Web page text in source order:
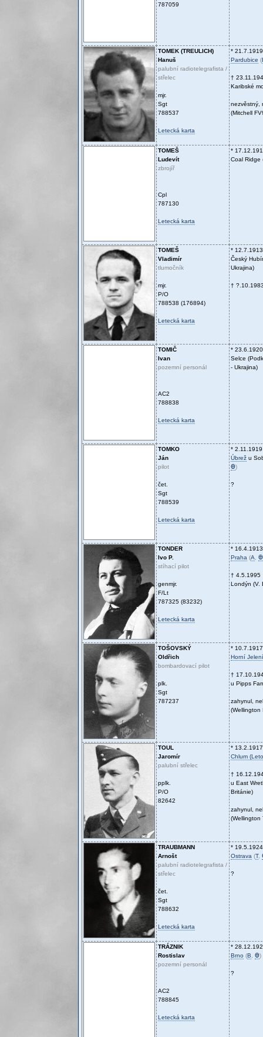
787059
TOMEK (TREULICH)
Hanuš
palubní radiotelegrafista /
střelec
mjr.
Sgt
788537
Letecká karta
* 21.7.1919
Pardubice (
†
Karibské
nezvěstný,
(Mitchell
TOMEŠ
Ludevít
zbrojíř
Cpl
787130
Letecká karta
*
Coal Ridge
TOMEŠ
Vladimír
tlumočník
mjr.
P/O
788538 (176894)
Letecká karta
* 12.7.1913
Český
Ukrajina)
†
TOMIČ
Ivan
pozemní personál
AC2
788838
Letecká karta
* 23.6.1920
Selce
- Ukrajina)
TOMKO
Ján
pilot
čet.
Sgt
788539
Letecká karta
* 2.11.1919
Úbrež u
Ꚛ)
?
TONDER
Ivo P.
stíhací pilot
genmjr.
F/Lt
787325 (83232)
Letecká karta
* 16.4.1913
Praha (A Ꚛ
† 4.5.1995
Londýn (V.
TOŠOVSKÝ
Oldřich
bombardovací pilot
plk.
Sgt
787237
* 10.7.1917
Horní Jelení
†
u Pipps
zahynul,
(Wellington
TOUL
Jaromír
palubní střelec
pplk.
P/O
82642
* 13.2.1917
Chlum
†
u East
Británie)
zahynul,
(Wellington
TRAUBMANN
Arnošt
palubní radiotelegrafista /
střelec
čet.
Sgt
788632
Letecká karta
* 19.5.1924
Ostrava (T,
?
TRÁZNIK
Rostislav
pozemní personál
AC2
788845
Letecká karta
*
Brno (B Ꚛ)
?